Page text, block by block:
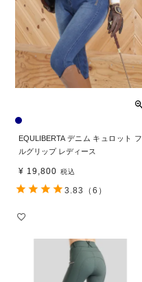
EQULIBERTA デニム キュロット フ
ルグリップ レディース
¥ 19,800 税込
3.83 （6）